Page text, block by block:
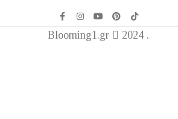
Blooming1.gr
2024 .